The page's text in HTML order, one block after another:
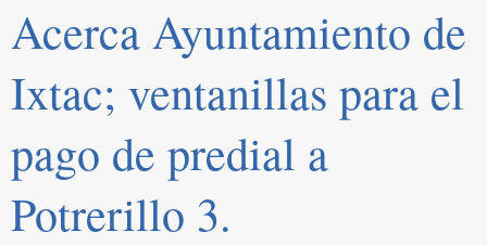
Acerca Ayuntamiento de
Ixtac; ventanillas para el
pago de predial a
Potrerillo 3.